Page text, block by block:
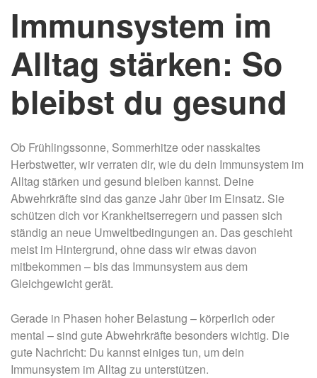
Immunsystem im
Alltag stärken: So
bleibst du gesund
Ob Frühlingssonne, Sommerhitze oder nasskaltes
Herbstwetter, wir verraten dir, wie du dein Immunsystem im
Alltag stärken und gesund bleiben kannst. Deine
Abwehrkräfte sind das ganze Jahr über im Einsatz. Sie
schützen dich vor Krankheitserregern und passen sich
ständig an neue Umweltbedingungen an. Das geschieht
meist im Hintergrund, ohne dass wir etwas davon
mitbekommen – bis das Immunsystem aus dem
Gleichgewicht gerät.
Gerade in Phasen hoher Belastung – körperlich oder
mental – sind gute Abwehrkräfte besonders wichtig. Die
gute Nachricht: Du kannst einiges tun, um dein
Immunsystem im Alltag zu unterstützen.